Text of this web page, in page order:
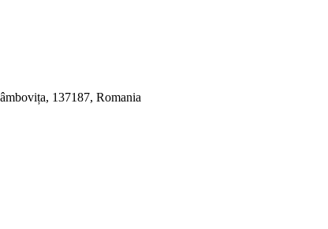
137187, Romania